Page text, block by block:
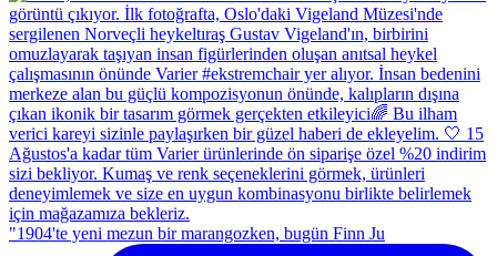
"1904'te yeni mezun bir marangozken, bugün Finn Ju